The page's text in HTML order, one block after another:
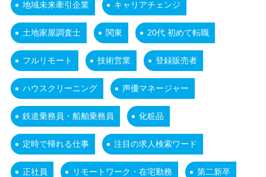
地域未来牽引企業 キャリアチェンジ
土地家屋調査士 関東 20代 初めて転職
フルリモート 技術営業 登録販売者
ハウスクリーニング 声優マネージャー
鉄道乗務員・船舶乗務員 化粧品
定時で帰れる仕事 注目の求人検索ワード
正社員 リモートワーク・在宅勤務 第二新卒